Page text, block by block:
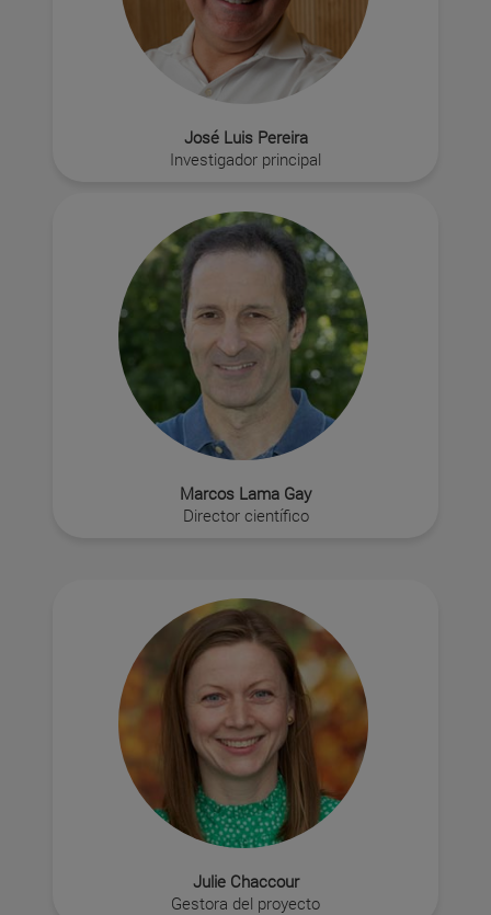
José Luis Pereira
Investigador principal
Marcos Lama Gay
Director científico
Julie Chaccour
Gestora del proyecto